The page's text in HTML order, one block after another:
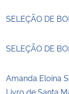
SELEÇÃO DE
SELEÇÃO DE
Amanda Eloina
Livro de Santa